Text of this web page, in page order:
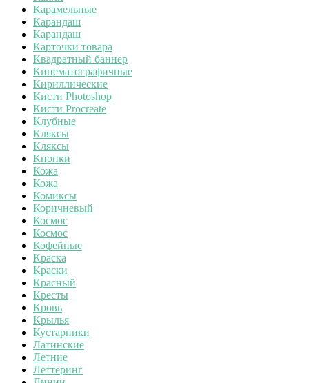
Карамельные
Карандаш
Карандаш
Карточки товара
Квадратный баннер
Кинематографичные
Кириллические
Кисти Photoshop
Кисти Procreate
Клубные
Кляксы
Кляксы
Кнопки
Кожа
Кожа
Комиксы
Коричневый
Космос
Космос
Кофейные
Краска
Краски
Красный
Кресты
Кровь
Крылья
Кустарники
Латинские
Летние
Леттеринг